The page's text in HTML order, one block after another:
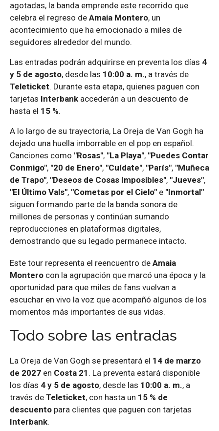
agotadas, la banda emprende este recorrido que
celebra el regreso de Amaia Montero, un
acontecimiento que ha emocionado a miles de
seguidores alrededor del mundo.
Las entradas podrán adquirirse en preventa los días 4
y 5 de agosto, desde las 10:00 a. m., a través de
Teleticket. Durante esta etapa, quienes paguen con
tarjetas Interbank accederán a un descuento de
hasta el 15 %.
A lo largo de su trayectoria, La Oreja de Van Gogh ha
dejado una huella imborrable en el pop en español.
Canciones como "Rosas", "La Playa", "Puedes Contar
Conmigo", "20 de Enero", "Cuídate", "París", "Muñeca
de Trapo", "Deseos de Cosas Imposibles", "Jueves",
"El Último Vals", "Cometas por el Cielo" e "Inmortal"
siguen formando parte de la banda sonora de
millones de personas y continúan sumando
reproducciones en plataformas digitales,
demostrando que su legado permanece intacto.
Este tour representa el reencuentro de Amaia
Montero con la agrupación que marcó una época y la
oportunidad para que miles de fans vuelvan a
escuchar en vivo la voz que acompañó algunos de los
momentos más importantes de sus vidas.
Todo sobre las entradas
La Oreja de Van Gogh se presentará el 14 de marzo
de 2027 en Costa 21 . La preventa estará disponible
los días 4 y 5 de agosto, desde las 10:00 a. m., a
través de Teleticket, con hasta un 15 % de
descuento para clientes que paguen con tarjetas
Interbank.